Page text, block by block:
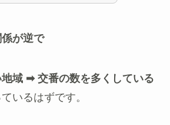
係が逆で
域 ➡ 交番の数を多くしている
いるはずです。